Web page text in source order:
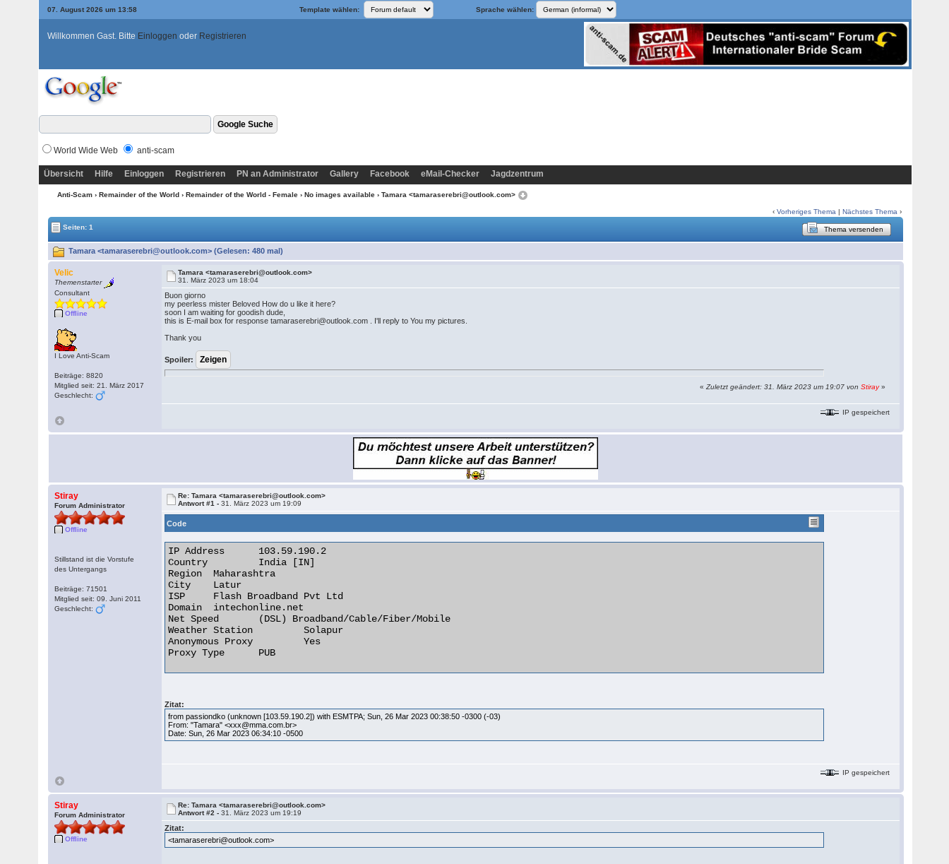
07. August 2026 um 13:58 Template wählen: Sprache wählen:
Willkommen Gast. Bitte Einloggen oder Registrieren
World Wide Web anti-scam
Übersicht Hilfe Einloggen Registrieren PN an Administrator Gallery Facebook eMail-Checker Jagdzentrum
Anti-Scam › Remainder of the World › Remainder of the World - Female › No images available › Tamara <tamaraserebri@outlook.com>
‹Vorheriges Thema |Nächstes Thema ›
Seiten: 1
Thema versenden
Tamara <tamaraserebri@outlook.com> (Gelesen: 480 mal)
Velic
Themenstarter
Consultant
Offline
I Love Anti-Scam
Beiträge: 8820
Mitglied seit: 21. März 2017
Geschlecht:
Tamara <tamaraserebri@outlook.com>
31. März 2023 um 18:04
Buon giorno
my peerless mister Beloved How do u like it here?
soon I am waiting for goodish dude,
this is E-mail box for response tamaraserebri@outlook.com . I'll reply to You my pictures.
Thank you
Spoiler:
«Zuletzt geändert: 31. März 2023 um 19:07 vonStiray»
IP gespeichert
Stiray
Forum Administrator
Offline
Stillstand ist die Vorstufe
des Untergangs
Beiträge: 71501
Mitglied seit: 09. Juni 2011
Geschlecht:
Re: Tamara <tamaraserebri@outlook.com>
Antwort #1 -31. März 2023 um 19:09
Code
IP Address 	103.59.190.2
Country 	India [IN]
Region 	Maharashtra
City 	Latur
ISP 	Flash Broadband Pvt Ltd
Domain 	intechonline.net
Net Speed 	(DSL) Broadband/Cable/Fiber/Mobile
Weather Station 	Solapur
Anonymous Proxy 	Yes
Proxy Type 	PUB
Zitat:
from passiondko (unknown [103.59.190.2]) with ESMTPA; Sun, 26 Mar 2023 00:38:50 -0300 (-03)
From: "Tamara" <xxx@mma.com.br>
Date: Sun, 26 Mar 2023 06:34:10 -0500
IP gespeichert
Stiray
Forum Administrator
Offline
Re: Tamara <tamaraserebri@outlook.com>
Antwort #2 -31. März 2023 um 19:19
Zitat:
<tamaraserebri@outlook.com>